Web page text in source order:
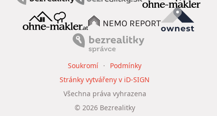
© 2026Bezrealitky
Všechna práva vyhrazena
Soukromí
Podmínky
Stránky vytvářeny v iD-SIGN